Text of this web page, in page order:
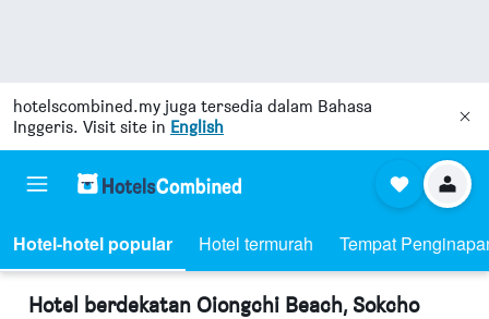
hotelscombined.my juga tersedia dalam Bahasa
Inggeris. Visit site in English
Hotel-hotel popular Hotel termurah Tempat
Hotel berdekatan Oiongchi Beach, Sokcho